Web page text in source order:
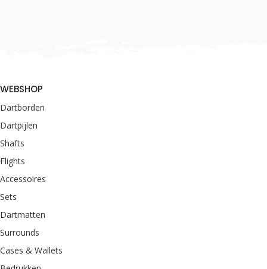
WEBSHOP
Dartborden
Dartpijlen
Shafts
Flights
Accessoires
Sets
Dartmatten
Surrounds
Cases & Wallets